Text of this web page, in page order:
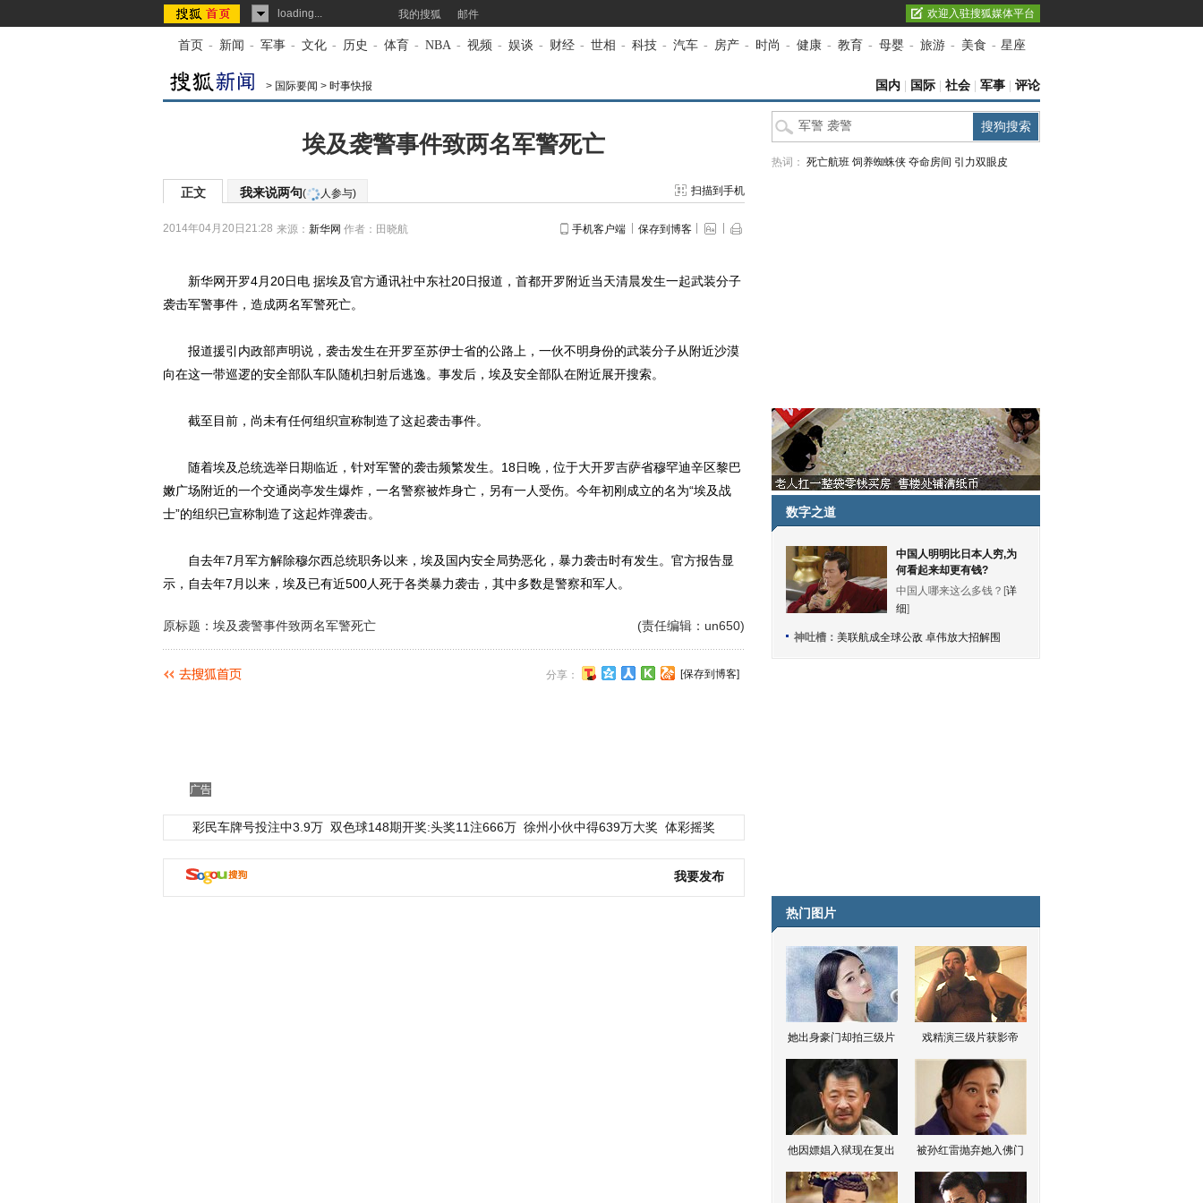
loading... 我的搜狐 邮件 欢迎入驻搜狐媒体平台
首页 - 新闻 - 军事 - 文化 - 历史 - 体育 - NBA - 视频 - 娱谈 - 财经 - 世相 - 科技 - 汽车 - 房产 - 时尚 - 健康 - 教育 - 母婴 - 旅游 - 美食 - 星座
> 国际要闻 > 时事快报 国内 国际 社会 军事 评论
埃及袭警事件致两名军警死亡
正文 我来说两句( 人参与) 扫描到手机
2014年04月20日21:28 来源： 新华网 作者：田晓航 手机客户端 保存到博客
新华网开罗4月20日电 据埃及官方通讯社中东社20日报道，首都开罗附近当天清晨发生一起武装分子
袭击军警事件，造成两名军警死亡。
报道援引内政部声明说，袭击发生在开罗至苏伊士省的公路上，一伙不明身份的武装分子从附近沙漠
向在这一带巡逻的安全部队车队随机扫射后逃逸。事发后，埃及安全部队在附近展开搜索。
截至目前，尚未有任何组织宣称制造了这起袭击事件。
随着埃及总统选举日期临近，针对军警的袭击频繁发生。18日晚，位于大开罗吉萨省穆罕迪辛区黎巴
嫩广场附近的一个交通岗亭发生爆炸，一名警察被炸身亡，另有一人受伤。今年初刚成立的名为“埃及战
士”的组织已宣称制造了这起炸弹袭击。
自去年7月军方解除穆尔西总统职务以来，埃及国内安全局势恶化，暴力袭击时有发生。官方报告显
示，自去年7月以来，埃及已有近500人死于各类暴力袭击，其中多数是警察和军人。
(责任编辑：un650)
原标题：埃及袭警事件致两名军警死亡
分享： [保存到博客]
广告
彩民车牌号投注中3.9万 双色球148期开奖:头奖11注666万 徐州小伙中得639万大奖 体彩摇奖
我要发布
热词： 死亡航班 饲养蜘蛛侠 夺命房间 引力双眼皮
数字之道
中国人明明比日本人穷,为
何看起来却更有钱?
中国人哪来这么多钱？[详
细]
神吐槽： 美联航成全球公敌 卓伟放大招解围
热门图片
她出身豪门却拍三级片 戏精演三级片获影帝
他因嫖娼入狱现在复出 被孙红雷抛弃她入佛门